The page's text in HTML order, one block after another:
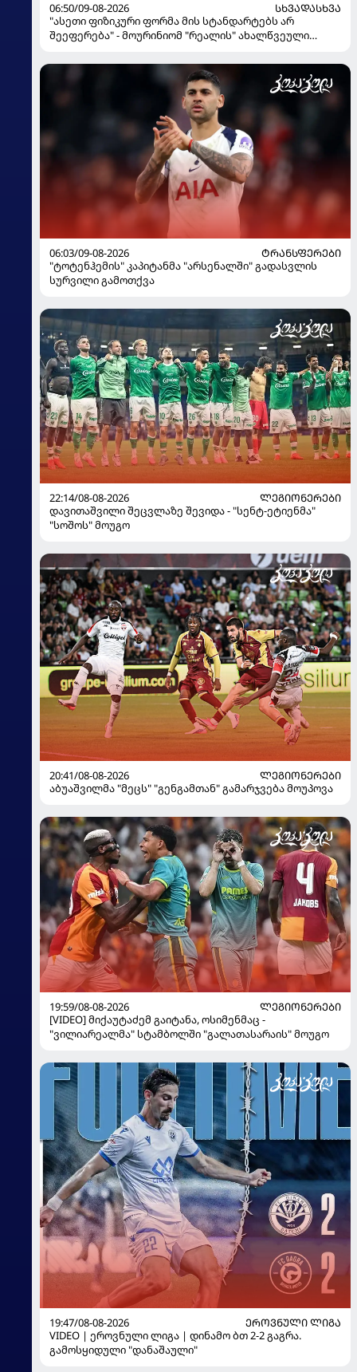
06:50/09-08-2026
ᲡᲮᲕᲐᲓᲐᲡᲮᲕᲐ
"ასეთი ფიზიკური ფორმა მის სტანდარტებს არ
შეეფერება" - მოურინიომ "რეალის" ახალწვეული
06:03/09-08-2026
ᲢᲠᲐᲜᲡᲤᲔᲠᲔᲑᲘ
"ტოტენჰემის" კაპიტანმა "არსენალში" გადასვლის
სურვილი გამოთქვა
22:14/08-08-2026
ᲚᲔᲒᲘᲝᲜᲔᲠᲔᲑᲘ
დავითაშვილი შეცვლაზე შევიდა - "სენტ-ეტიენმა"
"სოშოს" მოუგო
20:41/08-08-2026
ᲚᲔᲒᲘᲝᲜᲔᲠᲔᲑᲘ
აბუაშვილმა "მეცს" "გენგამთან" გამარჯვება მოუპოვა
19:59/08-08-2026
ᲚᲔᲒᲘᲝᲜᲔᲠᲔᲑᲘ
[VIDEO] მიქაუტაძემ გაიტანა, ოსიმენმაც -
"ვილიარეალმა" სტამბოლში "გალათასარაის" მოუგო
19:47/08-08-2026
ᲔᲠᲝᲕᲜᲣᲚᲘ ᲚᲘᲒᲐ
VIDEO | ეროვნული ლიგა | დინამო ბთ 2-2 გაგრა.
გამოსყიდული "დანაშაული"